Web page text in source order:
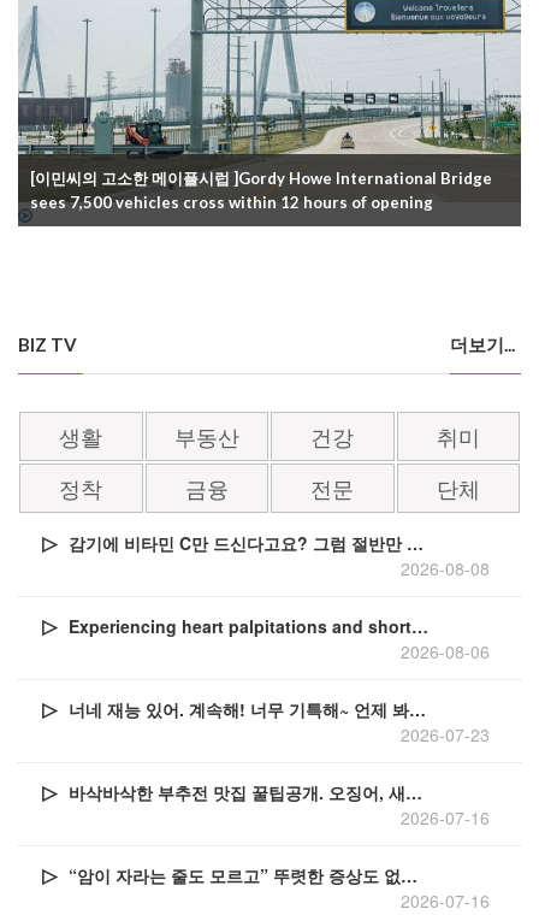
[이민씨의 고소한 메이플시럽 ]Gordy Howe International Bridge
sees 7,500 vehicles cross within 12 hours of opening
BIZ TV 더보기...
생활 부동산 건강
취미
정착
금융 전문 단체
감기에 비타민 C만 드신다고요? 그럼 절반만 챙기시는 거예요!
2026-08-08
Experiencing heart palpitations and shortness of breath? It might be due to this nutrient that dr...
2026-08-06
너네 재능 있어. 계속해! 너무 기특해~ 언제 봐도 신기방기한 천재 고양이들의 개인기 자랑
2026-07-23
바삭바삭한 부추전 맛집 꿀팁공개. 오징어, 새우 안넣어도, 이것 ''한스푼''넣으면 젓가락 들고 달려와요!
2026-07-16
“암이 자라는 줄도 모르고” 뚜렷한 증상도 없었는데 내 뱃속에서 발견된 대장암 위험 신호. 대장내시경 받아야 하는 이유
2026-07-16